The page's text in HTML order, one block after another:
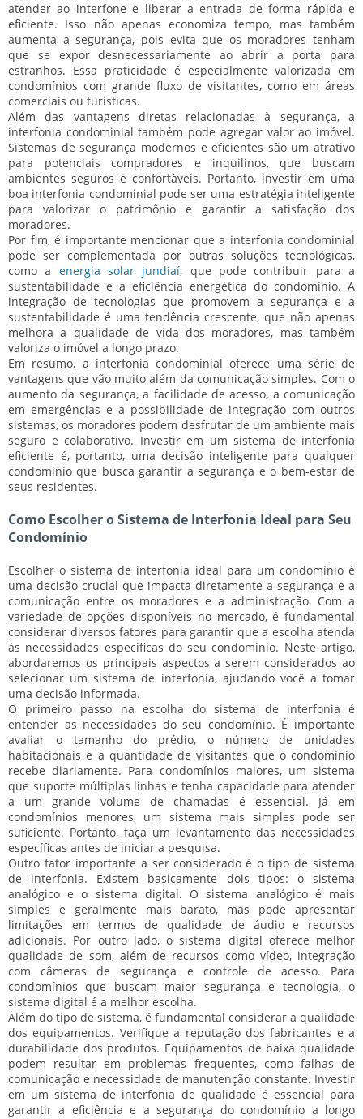
atender ao interfone e liberar a entrada de forma rápida e
eficiente. Isso não apenas economiza tempo, mas também
aumenta a segurança, pois evita que os moradores tenham
que se expor desnecessariamente ao abrir a porta para
estranhos. Essa praticidade é especialmente valorizada em
condomínios com grande fluxo de visitantes, como em áreas
comerciais ou turísticas.
Além das vantagens diretas relacionadas à segurança, a
interfonia condominial também pode agregar valor ao imóvel.
Sistemas de segurança modernos e eficientes são um atrativo
para potenciais compradores e inquilinos, que buscam
ambientes seguros e confortáveis. Portanto, investir em uma
boa interfonia condominial pode ser uma estratégia inteligente
para valorizar o patrimônio e garantir a satisfação dos
moradores.
Por fim, é importante mencionar que a interfonia condominial
pode ser complementada por outras soluções tecnológicas,
como a energia solar jundiaí, que pode contribuir para a
sustentabilidade e a eficiência energética do condomínio. A
integração de tecnologias que promovem a segurança e a
sustentabilidade é uma tendência crescente, que não apenas
melhora a qualidade de vida dos moradores, mas também
valoriza o imóvel a longo prazo.
Em resumo, a interfonia condominial oferece uma série de
vantagens que vão muito além da comunicação simples. Com o
aumento da segurança, a facilidade de acesso, a comunicação
em emergências e a possibilidade de integração com outros
sistemas, os moradores podem desfrutar de um ambiente mais
seguro e colaborativo. Investir em um sistema de interfonia
eficiente é, portanto, uma decisão inteligente para qualquer
condomínio que busca garantir a segurança e o bem-estar de
seus residentes.
Como Escolher o Sistema de Interfonia Ideal para Seu
Condomínio
Escolher o sistema de interfonia ideal para um condomínio é
uma decisão crucial que impacta diretamente a segurança e a
comunicação entre os moradores e a administração. Com a
variedade de opções disponíveis no mercado, é fundamental
considerar diversos fatores para garantir que a escolha atenda
às necessidades específicas do seu condomínio. Neste artigo,
abordaremos os principais aspectos a serem considerados ao
selecionar um sistema de interfonia, ajudando você a tomar
uma decisão informada.
O primeiro passo na escolha do sistema de interfonia é
entender as necessidades do seu condomínio. É importante
avaliar o tamanho do prédio, o número de unidades
habitacionais e a quantidade de visitantes que o condomínio
recebe diariamente. Para condomínios maiores, um sistema
que suporte múltiplas linhas e tenha capacidade para atender
a um grande volume de chamadas é essencial. Já em
condomínios menores, um sistema mais simples pode ser
suficiente. Portanto, faça um levantamento das necessidades
específicas antes de iniciar a pesquisa.
Outro fator importante a ser considerado é o tipo de sistema
de interfonia. Existem basicamente dois tipos: o sistema
analógico e o sistema digital. O sistema analógico é mais
simples e geralmente mais barato, mas pode apresentar
limitações em termos de qualidade de áudio e recursos
adicionais. Por outro lado, o sistema digital oferece melhor
qualidade de som, além de recursos como vídeo, integração
com câmeras de segurança e controle de acesso. Para
condomínios que buscam maior segurança e tecnologia, o
sistema digital é a melhor escolha.
Além do tipo de sistema, é fundamental considerar a qualidade
dos equipamentos. Verifique a reputação dos fabricantes e a
durabilidade dos produtos. Equipamentos de baixa qualidade
podem resultar em problemas frequentes, como falhas de
comunicação e necessidade de manutenção constante. Investir
em um sistema de interfonia de qualidade é essencial para
garantir a eficiência e a segurança do condomínio a longo